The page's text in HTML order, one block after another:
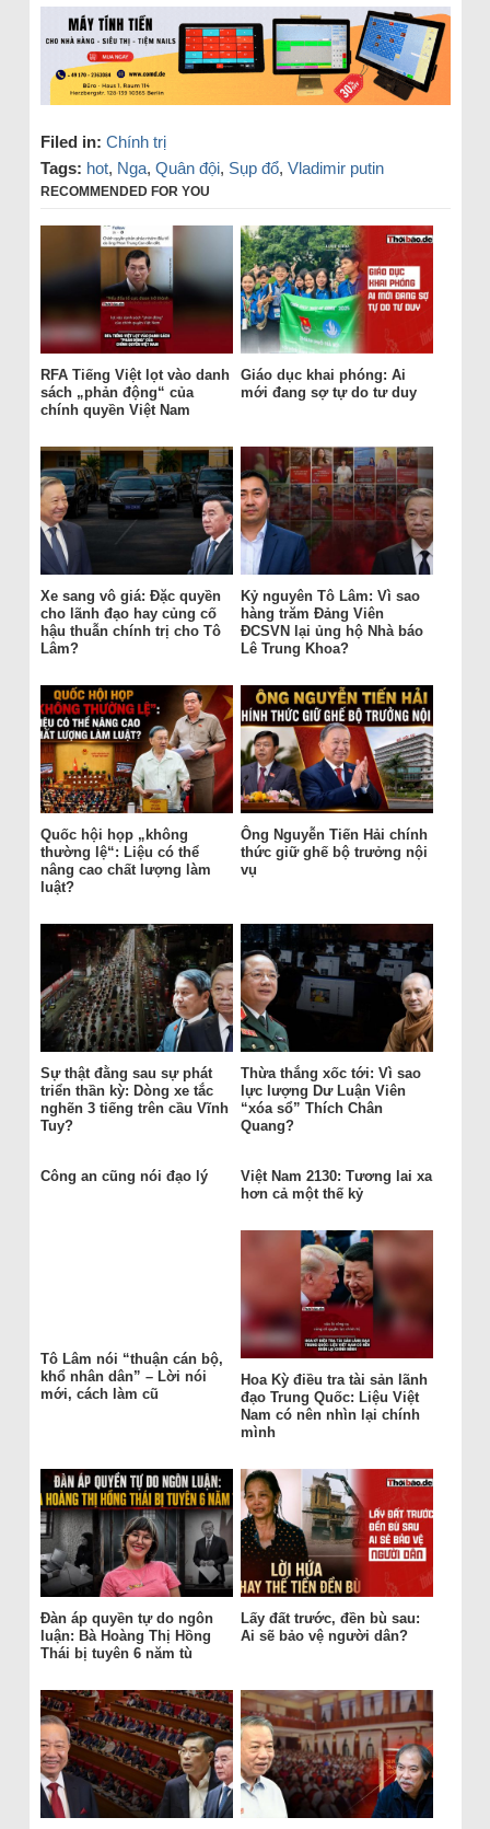
Filed in: Chính trị
Tags: hot, Nga, Quân đội, Sụp đổ, Vladimir putin
RECOMMENDED FOR YOU
RFA Tiếng Việt lọt vào danh
sách „phản động“ của
chính quyền Việt Nam
Giáo dục khai phóng: Ai
mới đang sợ tự do tư duy
Xe sang vô giá: Đặc quyền
cho lãnh đạo hay củng cố
hậu thuẫn chính trị cho Tô
Lâm?
Kỷ nguyên Tô Lâm: Vì sao
hàng trăm Đảng Viên
ĐCSVN lại ủng hộ Nhà báo
Lê Trung Khoa?
Quốc hội họp „không
thường lệ“: Liệu có thể
nâng cao chất lượng làm
luật?
Ông Nguyễn Tiến Hải chính
thức giữ ghế bộ trưởng nội
vụ
Sự thật đằng sau sự phát
triển thần kỳ: Dòng xe tắc
nghẽn 3 tiếng trên cầu Vĩnh
Tuy?
Thừa thắng xốc tới: Vì sao
lực lượng Dư Luận Viên
“xóa sổ” Thích Chân
Quang?
Công an cũng nói đạo lý
Việt Nam 2130: Tương lai xa
hơn cả một thế kỷ
Tô Lâm nói “thuận cán bộ,
khổ nhân dân” – Lời nói
mới, cách làm cũ
Hoa Kỳ điều tra tài sản lãnh
đạo Trung Quốc: Liệu Việt
Nam có nên nhìn lại chính
mình
Đàn áp quyền tự do ngôn
luận: Bà Hoàng Thị Hồng
Thái bị tuyên 6 năm tù
Lấy đất trước, đền bù sau:
Ai sẽ bảo vệ người dân?